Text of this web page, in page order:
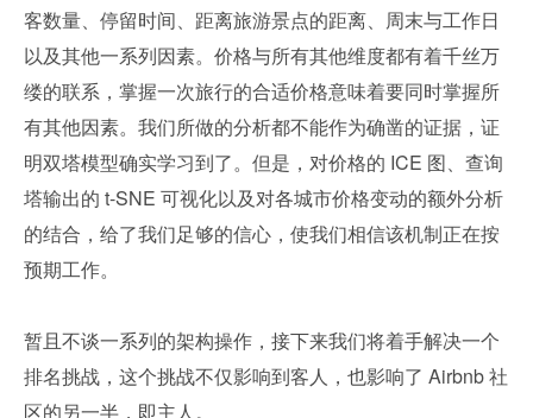
客数量、停留时间、距离旅游景点的距离、周末与工作日
以及其他一系列因素。价格与所有其他维度都有着千丝万
缕的联系，掌握一次旅行的合适价格意味着要同时掌握所
有其他因素。我们所做的分析都不能作为确凿的证据，证
明双塔模型确实学习到了。但是，对价格的 ICE 图、查询
塔输出的 t-SNE 可视化以及对各城市价格变动的额外分析
的结合，给了我们足够的信心，使我们相信该机制正在按
预期工作。
暂且不谈一系列的架构操作，接下来我们将着手解决一个
排名挑战，这个挑战不仅影响到客人，也影响了 Airbnb 社
区的另一半，即主人。